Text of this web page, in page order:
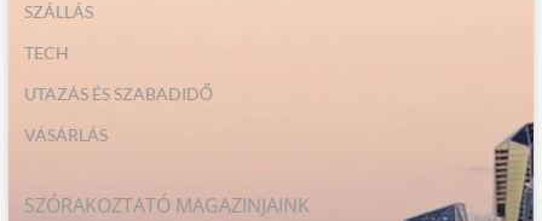
SZÁLLÁS
TECH
UTAZÁS ÉS SZABADIDŐ
VÁSÁRLÁS
SZÓRAKOZTATÓ MAGAZINJAINK